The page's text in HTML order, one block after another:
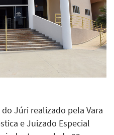
Júri realizado pela Vara
e Juizado Especial